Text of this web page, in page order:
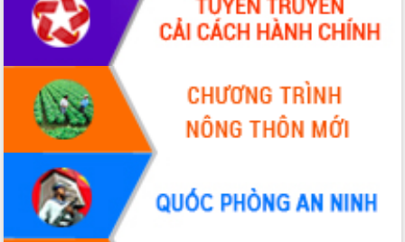
năm 2026
Hội thảo khoa học “Giải pháp thúc đẩy
phát triển nền kinh tế xanh tại tỉnh
Đắk Lắk”
Tăng cường giám sát, đôn đốc thực
hiện nhiệm vụ quản lý tài sản công
hàng tuần
Tháo gỡ những vướng mắc, đẩy mạnh
công tác cải cách thủ tục hành chính
tại Trung tâm Phục vụ hành chính
công tỉnh
Đắk Lắk: Tôn vinh 46 giải pháp tại Hội